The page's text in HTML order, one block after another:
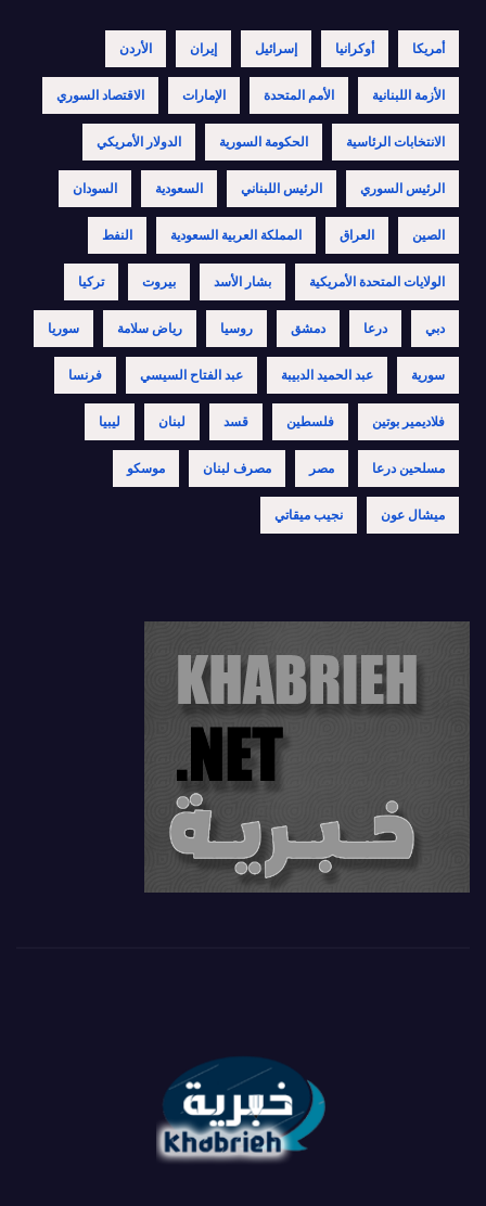
أمريكا أوكرانيا إسرائيل إيران الأردن
الأزمة اللبنانية الأمم المتحدة الإمارات الاقتصاد السوري
الانتخابات الرئاسية الحكومة السورية الدولار الأمريكي
الرئيس السوري الرئيس اللبناني السعودية السودان
الصين العراق المملكة العربية السعودية النفط
الولايات المتحدة الأمريكية بشار الأسد بيروت تركيا
دبي درعا دمشق روسيا رياض سلامة سوريا
سورية عبد الحميد الدبيبة عبد الفتاح السيسي فرنسا
فلاديمير بوتين فلسطين قسد لبنان ليبيا
مسلحين درعا مصر مصرف لبنان موسكو
ميشال عون نجيب ميقاتي